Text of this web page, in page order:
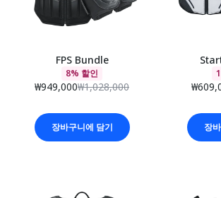
FPS Bundle
8% 할인
₩949,000₩1,028,000
장바구니에 담기 장